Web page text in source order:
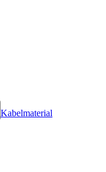
Kabelmaterial